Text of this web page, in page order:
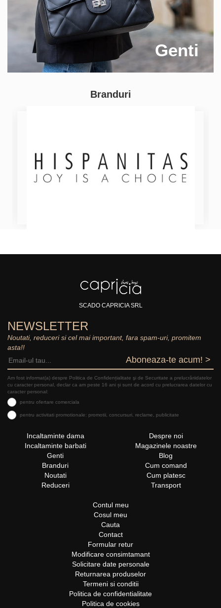
Genti
Branduri
SCADO CAPRICIA SRL
NEWSLETTER
Noutati, reduceri si cel mai important, fara spam-uri, promitem
asta!!
Aboneaza-te acum! >
Am fost informat(a) despre Politica de Confidențialitate şi de Securitate a prelucrăriidatelor
cu caracter personal, declar ca am peste 16 ani și sunt de acord cu prelucrarea datelor cu
caracter personal:
pentru ofertare comerciala
pentru activitati promotionale: promotii, concursuri, reclame, publicitate
Incaltaminte dama
Incaltaminte barbati
Genti
Branduri
Noutati
Reduceri
Despre noi
Magazinele noastre
Blog
Cum comand
Cum platesc
Transport
Contul meu
Cosul meu
Cauta
Contact
Formular retur
Modificare consimtamant
Solicitare date personale
Returnarea produselor
Termeni si conditii
Politica de confidentialitate
Politica de cookies